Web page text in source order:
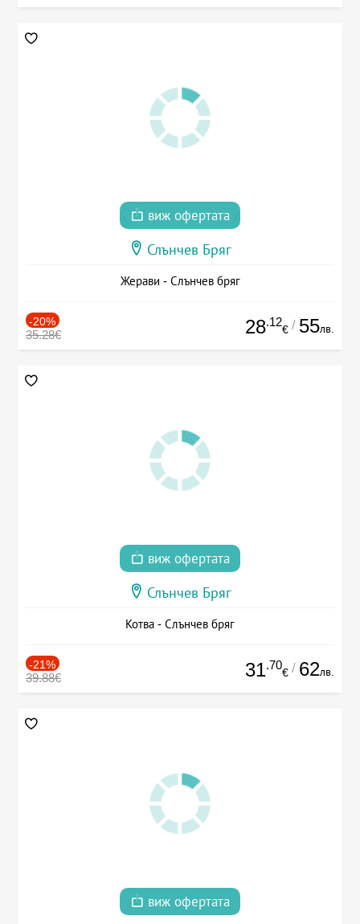
виж офертата
Слънчев Бряг
Жерави - Слънчев бряг
-20%
35.28€ 28.12
€ / 55лв.
виж офертата
Слънчев Бряг
Котва - Слънчев бряг
-21%
39.88€ 31.70
€ / 62лв.
виж офертата